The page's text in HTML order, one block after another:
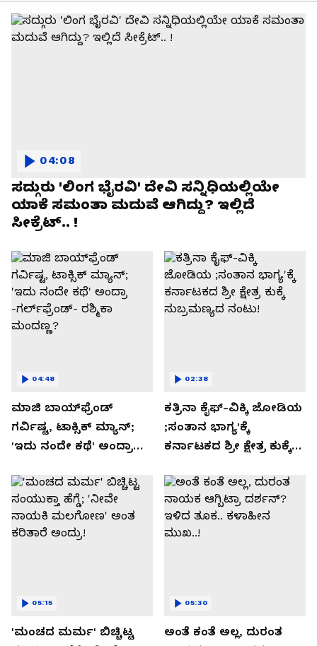
ಸದ್ಗುರು 'ಲಿಂಗ ಭೈರವಿ' ದೇವಿ ಸನ್ನಿಧಿಯಲ್ಲಿಯೇ
ಯಾಕೆ ಸಮಂತಾ ಮದುವೆ ಆಗಿದ್ದು? ಇಲ್ಲಿದೆ
ಸೀಕ್ರೆಟ್.. !
04:08
ಮಾಜಿ ಬಾಯ್‌ಫ್ರೆಂಡ್
ಗರ್ವಿಷ್ಟ, ಟಾಕ್ಸಿಕ್ ಮ್ಯಾನ್;
'ಇದು ನಂದೇ ಕಥೆ' ಅಂದ್ರಾ
ಮಂದಣ್ಣ?
04:48
ಕತ್ರಿನಾ ಕೈಫ್-ವಿಕ್ಕಿ ಜೋಡಿಯ
;ಸಂತಾನ ಭಾಗ್ಯ'ಕ್ಕೆ
ಕರ್ನಾಟಕದ ಶ್ರೀ ಕ್ಷೇತ್ರ ಕುಕ್ಕೆ
02:38
'ಮಂಚದ ಮರ್ಮ' ಬಿಚ್ಚಿಟ್ಟ
05:15
ಅಂತೆ ಕಂತೆ ಅಲ್ಲ, ದುರಂತ
05:30